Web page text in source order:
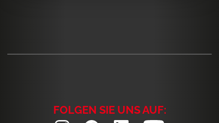
FOLGEN SIE UNS AUF: